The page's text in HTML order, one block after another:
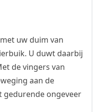
uw duim van
U duwt daarbij
de vingers van
aan de
gedurende ongeveer